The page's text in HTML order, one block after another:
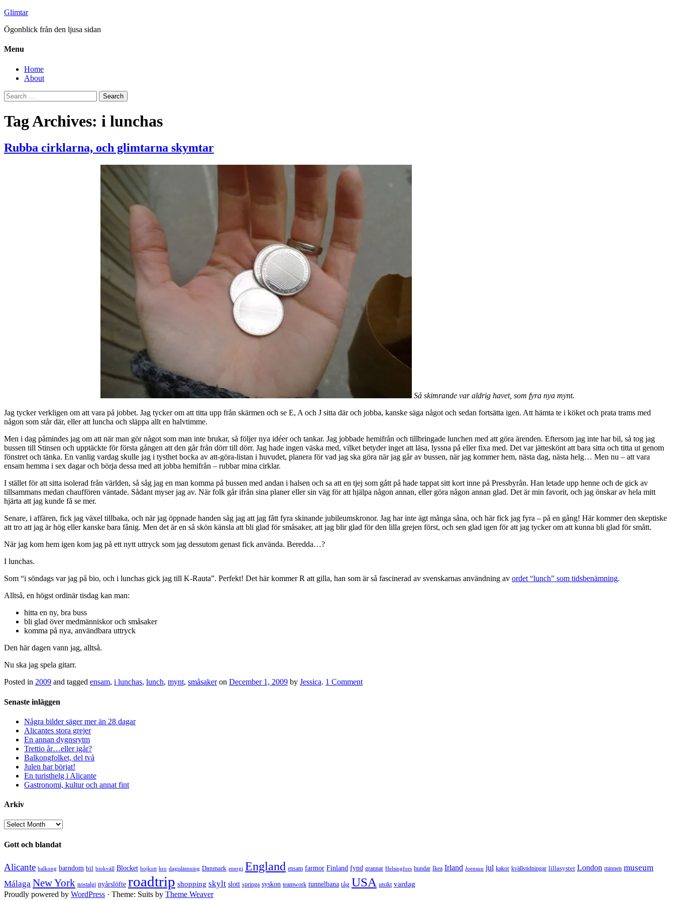
Glimtar
Ögonblick från den ljusa sidan
Menu
Home
About
Search
for:
Tag Archives: i lunchas
Rubba cirklarna, och glimtarna skymtar
Så skimrande var aldrig havet, som fyra nya mynt.
Jag tycker verkligen om att vara på jobbet. Jag tycker om att titta upp från skärmen och se E, A och J sitta där och jobba, kanske säga något och sedan fortsätta igen. Att hämta te i köket och prata trams med
någon som står där, eller att luncha och släppa allt en halvtimme.
Men i dag påmindes jag om att när man gör något som man inte brukar, så följer nya idéer och tankar. Jag jobbade hemifrån och tillbringade lunchen med att göra ärenden. Eftersom jag inte har bil, så tog jag
bussen till Stinsen och upptäckte för första gången att den går från dörr till dörr. Jag hade ingen väska med, vilket betyder inget att läsa, lyssna på eller fixa med. Det var jätteskönt att bara sitta och titta ut genom
fönstret och tänka. En vanlig vardag skulle jag i tysthet bocka av att-göra-listan i huvudet, planera för vad jag ska göra när jag går av bussen, när jag kommer hem, nästa dag, nästa helg… Men nu – att vara
ensam hemma i sex dagar och börja dessa med att jobba hemifrån – rubbar mina cirklar.
I stället för att sitta isolerad från världen, så såg jag en man komma på bussen med andan i halsen och sa att en tjej som gått på hade tappat sitt kort inne på Pressbyrån. Han letade upp henne och de gick av
tillsammans medan chauffören väntade. Sådant myser jag av. När folk går ifrån sina planer eller sin väg för att hjälpa någon annan, eller göra någon annan glad. Det är min favorit, och jag önskar av hela mitt
hjärta att jag kunde få se mer.
Senare, i affären, fick jag växel tillbaka, och när jag öppnade handen såg jag att jag fått fyra skinande jubileumskronor. Jag har inte ägt många såna, och här fick jag fyra – på en gång! Här kommer den skeptiske
att tro att jag är hög eller kanske bara fånig. Men det är en så skön känsla att bli glad för småsaker, att jag blir glad för den lilla grejen först, och sen glad igen för att jag tycker om att kunna bli glad för smått.
När jag kom hem igen kom jag på ett nytt uttryck som jag dessutom genast fick använda. Beredda…?
I lunchas.
Som “i söndags var jag på bio, och i lunchas gick jag till K-Rauta”. Perfekt! Det här kommer R att gilla, han som är så fascinerad av svenskarnas användning av ordet “lunch” som tidsbenämning.
Alltså, en högst ordinär tisdag kan man:
hitta en ny, bra buss
bli glad över medmänniskor och småsaker
komma på nya, användbara uttryck
Den här dagen vann jag, alltså.
Nu ska jag spela gitarr.
Posted in 2009 and tagged ensam, i lunchas, lunch, mynt, småsakeron December 1, 2009 by Jessica. 1 Comment
Senaste inläggen
Några bilder säger mer än 28 dagar
Alicantes stora grejer
En annan dygnsrytm
Trettio år…eller igår?
Balkongfolket, del två
Julen har börjat!
En turisthelg i Alicante
Gastronomi, kultur och annat fint
Arkiv
Arkiv
Gott och blandat
Alicante balkong barndom bil biokväll Blocket bojkott bro dagislämning Danmark energi England ensam farmor Finland fynd grannar Helsingfors hundar Ikea Irland Joensuu jul kakor kvällstidningar lillasyster London minnen museum
Málaga New York nostalgi nyårslöfte roadtrip shopping skylt slott springa syskon teamwork tunnelbana tåg USA utsikt vardag
Proudly powered by WordPress · Theme: Suits by Theme Weaver